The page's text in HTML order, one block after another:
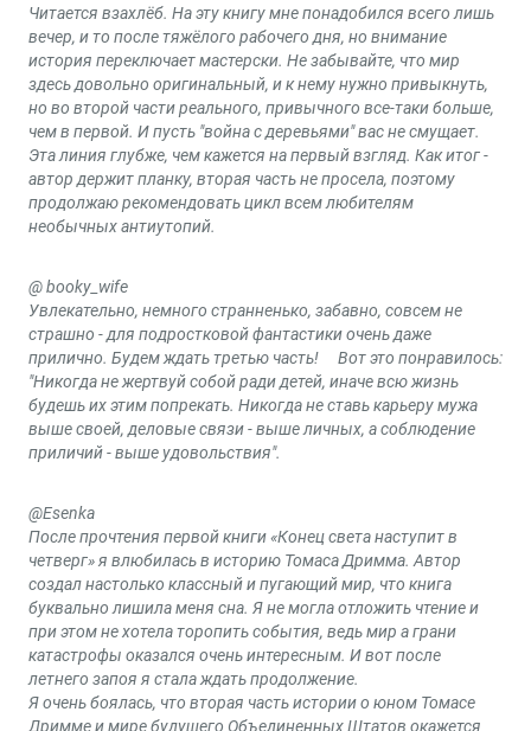
Читается взахлёб. На эту книгу мне понадобился всего лишь
вечер, и то после тяжёлого рабочего дня, но внимание
история переключает мастерски. Не забывайте, что мир
здесь довольно оригинальный, и к нему нужно привыкнуть,
но во второй части реального, привычного все-таки больше,
чем в первой. И пусть "война с деревьями" вас не смущает.
Эта линия глубже, чем кажется на первый взгляд. Как итог -
автор держит планку, вторая часть не просела, поэтому
продолжаю рекомендовать цикл всем любителям
необычных антиутопий.
@ booky_wife
Увлекательно, немного странненько, забавно, совсем не
страшно - для подростковой фантастики очень даже
прилично. Будем ждать третью часть! ⠀ Вот это понравилось:
"Никогда не жертвуй собой ради детей, иначе всю жизнь
будешь их этим попрекать. Никогда не ставь карьеру мужа
выше своей, деловые связи - выше личных, а соблюдение
приличий - выше удовольствия".
@Esenka
После прочтения первой книги «Конец света наступит в
четверг» я влюбилась в историю Томаса Дримма. Автор
создал настолько классный и пугающий мир, что книга
буквально лишила меня сна. Я не могла отложить чтение и
при этом не хотела торопить события, ведь мир а грани
катастрофы оказался очень интересным. И вот после
летнего запоя я стала ждать продолжение.
Я очень боялась, что вторая часть истории о юном Томасе
Дримме и мире будущего Объединенных Штатов окажется